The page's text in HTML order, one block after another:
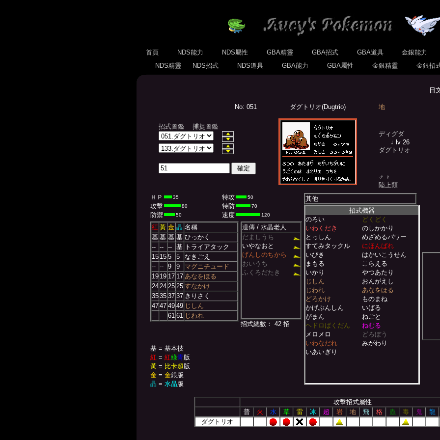
首頁 NDS能力 NDS屬性 GBA精靈 GBA招式 GBA道具
金銀能力
NDS精靈
NDS招式 NDS道具 GBA能力 GBA屬性 金銀精靈 金銀招
日
No: 051 ダグトリオ(Dugtrio) 地
招式圖鑑
捕捉圖鑑
ディグダ
↓ lv 26
ダグトリオ
♂ ♀
陸上類
ＨＰ
35 特攻 50
攻擊 80 特防 70
防禦 50 速度 120
其他
招式機器
のろい
どくどく
いわくだき
のしかかり
とっしん
めざめるパワー
すてみタックル
にほんばれ
いびき
はかいこうせん
まもる
こらえる
いかり
やつあたり
じしん
おんがえし
じわれ
あなをほる
どろかけ
ものまね
かげぶんしん
いばる
がまん
ねごと
ヘドロばくだん
ねむる
メロメロ
どろぼう
いわなだれ
みがわり
いあいぎり
紅 黃 金 晶 名稱
基 基 基 基 ひっかく
-- -- -- 基 トライアタック
15 15 5 5
なきごえ
-- -- 9 9
マグニチュード
19 19 17 17 あなをほる
2424 25 25 すなかけ
3535 37 37 きりさく
4747 49 49 じしん
-- -- 61 61 じわれ
基 = 基本技
紅 = 紅綠青版
黃= 比卡超 版
金= 金銀 版
晶 = 水晶 版
遺傳/ 水晶老人
だましうち
いやなおと
げんしのちから
おいうち
ふくろだたき
招式總數： 42 招
攻擊招式屬性
普
火 水 草 雷 冰 超 岩 地 飛 格 蟲 毒 鬼
龍
ダグトリオ